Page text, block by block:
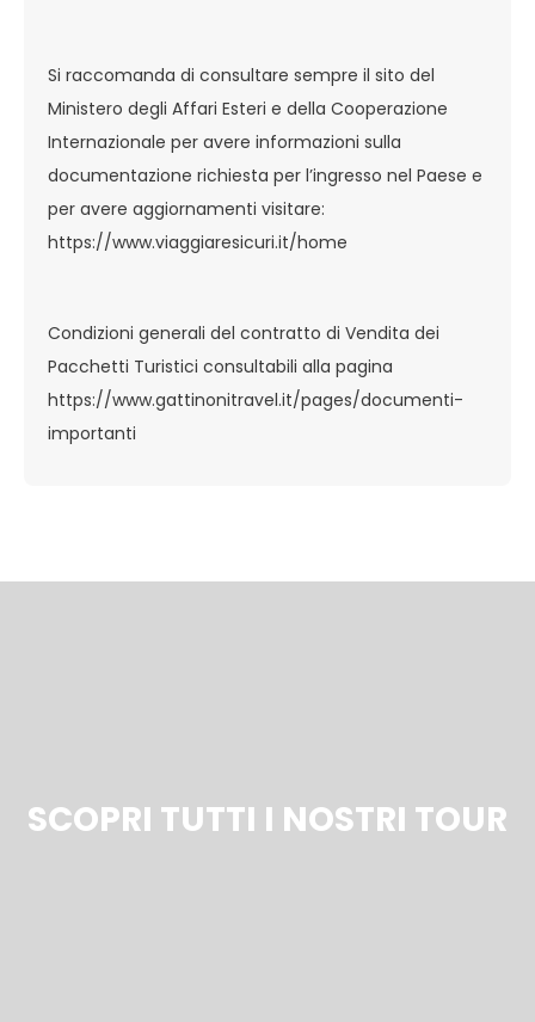
Si raccomanda di consultare sempre il sito del
Ministero degli Affari Esteri e della Cooperazione
Internazionale per avere informazioni sulla
documentazione richiesta per l’ingresso nel Paese e
per avere aggiornamenti visitare:
https://www.viaggiaresicuri.it/home
Condizioni generali del contratto di Vendita dei
Pacchetti Turistici consultabili alla pagina
https://www.gattinonitravel.it/pages/documenti-
importanti
SCOPRI TUTTI I NOSTRI TOUR